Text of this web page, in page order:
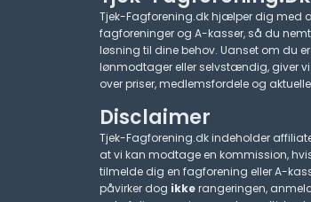
Tjek-Fagforening.dk hjælper dig med
fagforeninger og A-kasser, så du
løsning til dine behov. Uanset om du
lønmodtager eller selvstændig, giver
over priser, medlemsfordele og
Disclaimer
Tjek-Fagforening.dk indeholder
at vi kan modtage en kommission,
tilmelde dig en fagforening eller A-
påvirker dog ikkerangeringen,